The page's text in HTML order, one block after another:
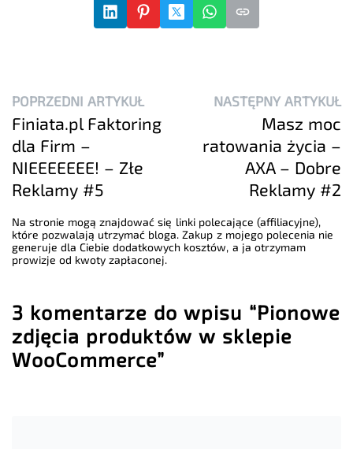
POPRZEDNI ARTYKUŁ
Finiata.pl Faktoring
dla Firm –
NIEEEEEEE! – Złe
Reklamy #5
NASTĘPNY ARTYKUŁ
Masz moc
ratowania życia –
AXA – Dobre
Reklamy #2
Na stronie mogą znajdować się linki polecające (affiliacyjne),
które pozwalają utrzymać bloga. Zakup z mojego polecenia nie
generuje dla Ciebie dodatkowych kosztów, a ja otrzymam
prowizje od kwoty zapłaconej.
3 komentarze do wpisu “Pionowe
zdjęcia produktów w sklepie
WooCommerce”